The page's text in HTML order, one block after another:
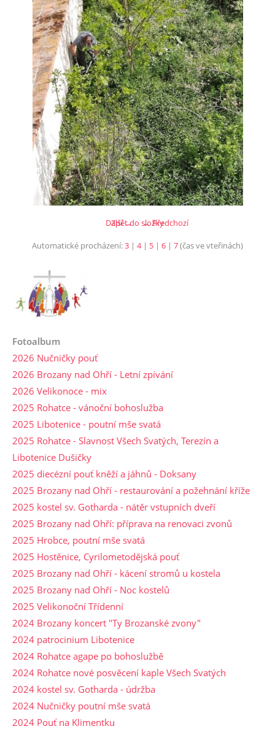
← Předchozí
Další →
Zpět do složky
Automatické procházení:3 | 4| 5 | 6 | 7(čas ve vteřinách)
Fotoalbum
2026 Nučničky pouť
2026 Brozany nad Ohří - Letní zpívání
2026 Velikonoce - mix
2025 Rohatce - vánoční bohoslužba
2025 Libotenice - poutní mše svatá
2025 Rohatce - Slavnost Všech Svatých, Terezín a
Libotenice Dušičky
2025 diecézní pouť kněží a jáhnů - Doksany
2025 Brozany nad Ohří - restaurování a požehnání kříže
2025 kostel sv. Gotharda - nátěr vstupních dveří
2025 Brozany nad Ohří: příprava na renovaci zvonů
2025 Hrobce, poutní mše svatá
2025 Hostěnice, Cyrilometodějská pouť
2025 Brozany nad Ohří - kácení stromů u kostela
2025 Brozany nad Ohří - Noc kostelů
2025 Velikonoční Třídenní
2024 Brozany koncert "Ty Brozanské zvony"
2024 patrocinium Libotenice
2024 Rohatce agape po bohoslužbě
2024 Rohatce nové posvěcení kaple Všech Svatých
2024 kostel sv. Gotharda - údržba
2024 Nučničky poutní mše svatá
2024 Pouť na Klimentku